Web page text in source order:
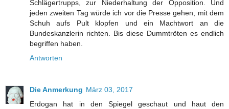
Schlägertrupps, zur Niederhaltung der Opposition. Und
jeden zweiten Tag würde ich vor die Presse gehen, mit dem
Schuh aufs Pult klopfen und ein Machtwort an die
Bundeskanzlerin richten. Bis diese Dummtröten es endlich
begriffen haben.
Antworten
Die Anmerkung März 03, 2017
Erdogan hat in den Spiegel geschaut und haut den